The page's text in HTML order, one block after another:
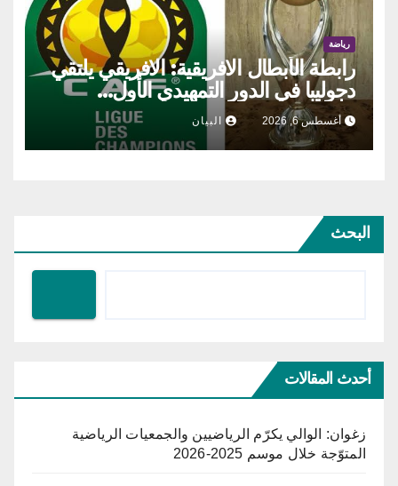
رياضة
رابطة الأبطال الافريقية: الافريقي يلتقي
دجوليبا في الدور التمهيدي الأول…
أغسطس 6, 2026 البيان
البحث
أحدث المقالات
زغوان: الوالي يكرّم الرياضيين والجمعيات الرياضية
المتوّجة خلال موسم 2025-2026